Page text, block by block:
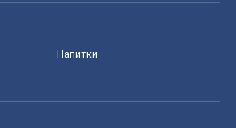
Напитки